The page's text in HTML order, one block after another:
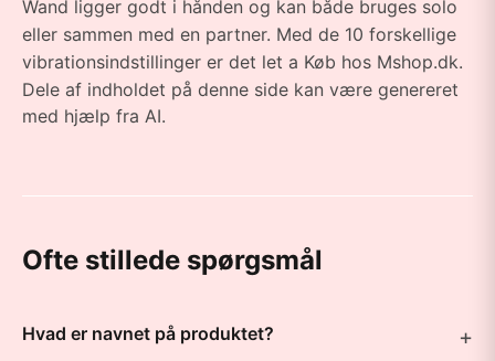
Wand ligger godt i hånden og kan både bruges solo
eller sammen med en partner. Med de 10 forskellige
vibrationsindstillinger er det let a Køb hos Mshop.dk.
Dele af indholdet på denne side kan være genereret
med hjælp fra AI.
Ofte stillede spørgsmål
Hvad er navnet på produktet?